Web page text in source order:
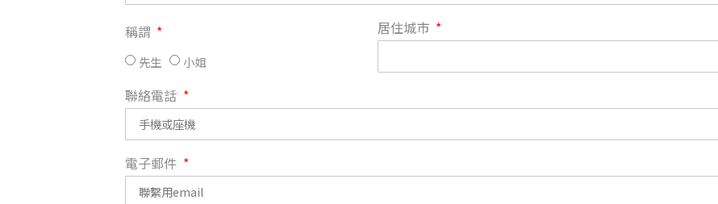
稱謂
先生 小姐
居住城市
聯絡電話
電子郵件
入會費新臺幣1200元，於會員入會時繳納；常年會費1200
元，於每年度繳納。
戶名: 社團法人台灣自律神經健康培訓暨發展協會